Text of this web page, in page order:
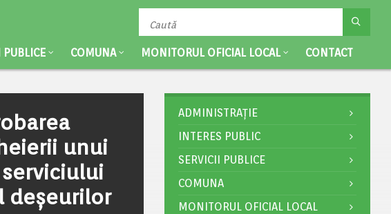
PUBLICE COMUNA MONITORUL OFICIAL LOCAL CONTACT
unui
deșeurilor
ADMINISTRAȚIE
INTERES PUBLIC
SERVICII PUBLICE
COMUNA
MONITORUL OFICIAL LOCAL